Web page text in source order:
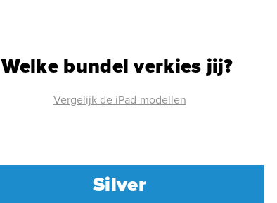
Welke bundel verkies jij?
Vergelijk de iPad-modellen
Silver